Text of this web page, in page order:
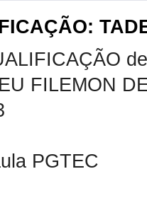
FILEMON
PGTEC